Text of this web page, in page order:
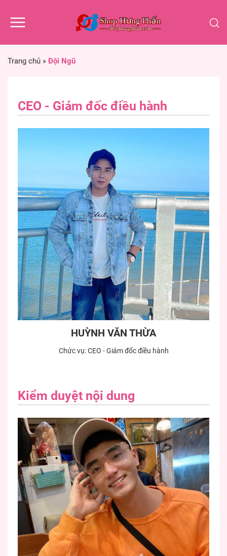
Trang chủ » Đội Ngũ
CEO - Giám đốc điều hành
HUỲNH VĂN THỪA
Chức vụ: CEO - Giám đốc điều hành
Kiểm duyệt nội dung